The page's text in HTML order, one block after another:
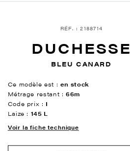
RÉF. : 2188714
DUCHESSE
BLEU CANARD
Ce modèle est : en stock
Métrage restant :66m
Code prix : I
Laize : 145 L
Voir la fiche technique